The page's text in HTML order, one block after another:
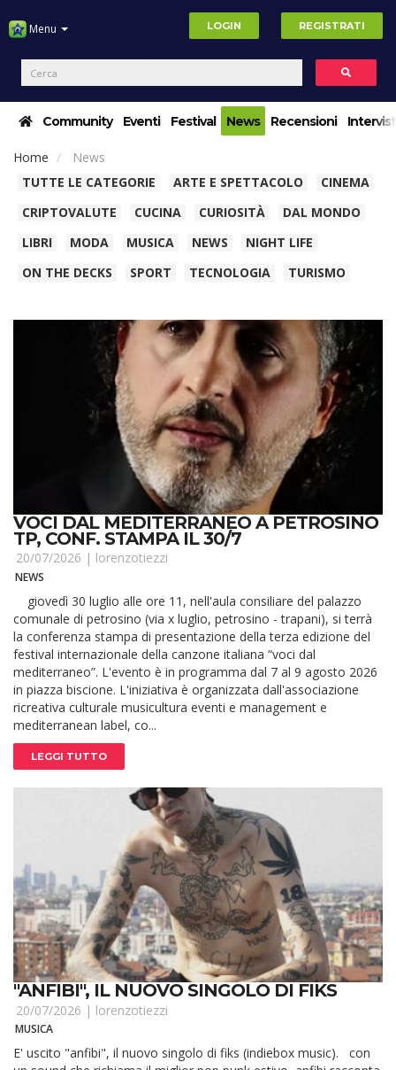
Menu LOGIN REGISTRATI
Community Eventi Festival News Recensioni
Home
News
TUTTE LE CATEGORIE
ARTE E SPETTACOLO
CINEMA
CRIPTOVALUTE
CUCINA CURIOSITÀ
DAL MONDO
LIBRI
MODA MUSICA NEWS
NIGHT LIFE
ON THE DECKS
SPORT TECNOLOGIA TURISMO
VOCI DAL MEDITERRANEO A PETROSINO
TP, CONF. STAMPA IL 30/7
20/07/2026 | lorenzotiezzi
NEWS
giovedì 30 luglio alle ore 11, nell'aula consiliare del palazzo
comunale di petrosino (via x luglio, petrosino - trapani), si terrà
la conferenza stampa di presentazione della terza edizione del
festival internazionale della canzone italiana “voci dal
mediterraneo”. L'evento è in programma dal 7 al 9 agosto 2026
in piazza biscione. L'iniziativa è organizzata dall'associazione
ricreativa culturale musicultura eventi e management e
mediterranean label, co...
LEGGI TUTTO
"ANFIBI", IL NUOVO SINGOLO DI FIKS
20/07/2026 | lorenzotiezzi
MUSICA
E' uscito "anfibi", il nuovo singolo di fiks (indiebox music). con